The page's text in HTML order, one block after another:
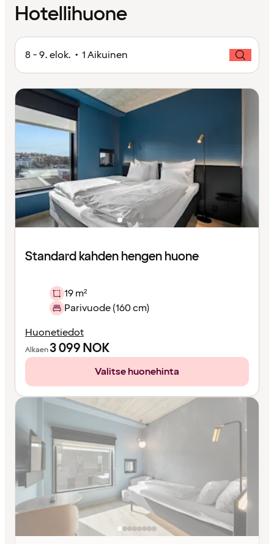
Hotellihuone
8 - 9. elok. • 1 Aikuinen
Standard kahden hengen huone
19 m²
Parivuode (160 cm)
Huonetiedot
Alkaen3 099NOK
Valitse huonehinta